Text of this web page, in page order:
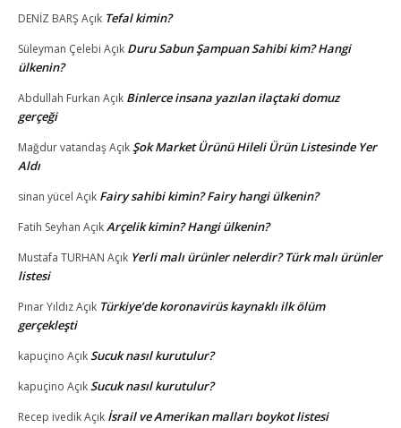
DENİZ BARŞ Açık Tefal kimin?
Süleyman Çelebi Açık Duru Sabun Şampuan Sahibi kim? Hangi
ülkenin?
Abdullah Furkan Açık Binlerce insana yazılan ilaçtaki domuz
gerçeği
Mağdur vatandaşAçıkŞok Market Ürünü Hileli Ürün Listesinde Yer
Aldı
sinan yücel Açık Fairy sahibi kimin? Fairy hangi ülkenin?
Fatih Seyhan AçıkArçelik kimin? Hangi ülkenin?
Mustafa TURHAN Açık Yerli malı ürünler nelerdir? Türk malı ürünler
listesi
Pınar YıldızAçık Türkiye’de koronavirüs kaynaklı ilk ölüm
gerçekleşti
kapuçino AçıkSucuk nasıl kurutulur?
kapuçino AçıkSucuk nasıl kurutulur?
Recep ivedikAçık İsrail ve Amerikan malları boykot listesi